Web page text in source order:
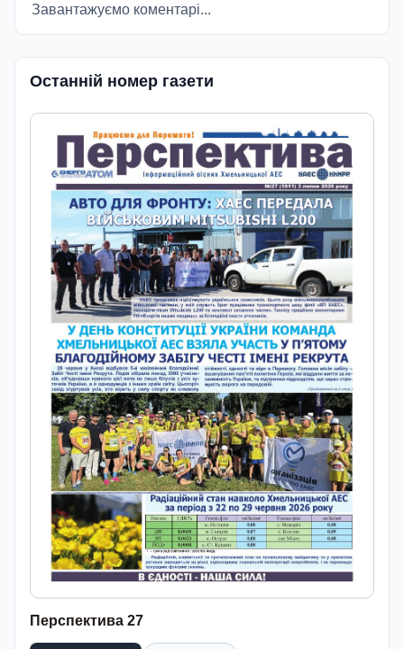
Завантажуємо коментарі...
Останній номер газети
Перспектива 27